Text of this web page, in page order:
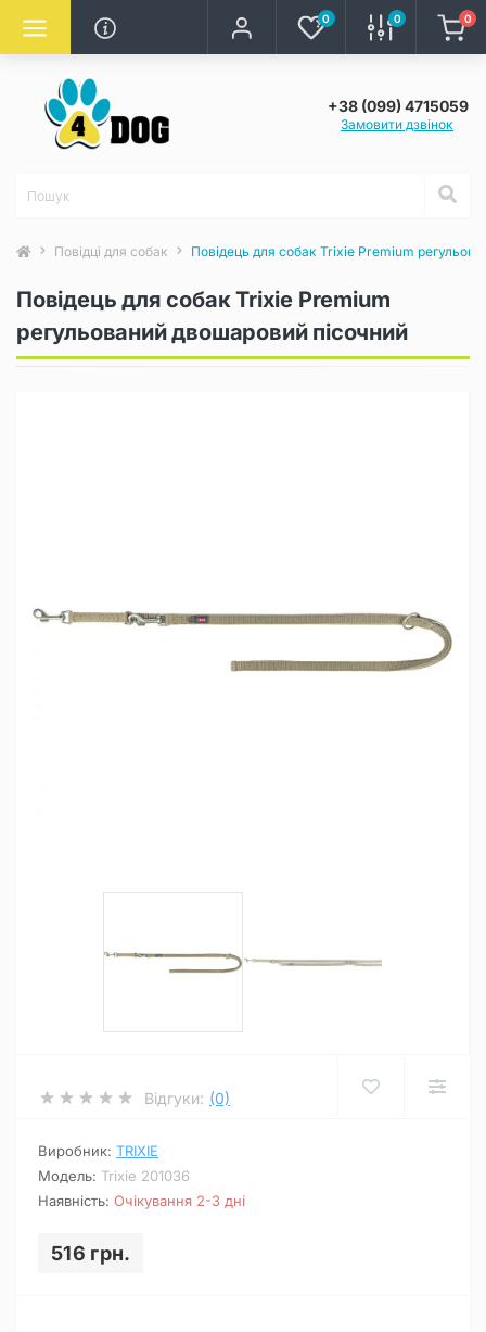
0 0 0
+38 (099) 4715059
Замовити дзвінок
Повідці для собак Повідець для собак Trixie Premium
Повідець для собак Trixie Premium
регульований двошаровий пісочний
Відгуки: (0)
Виробник: TRIXIE
Модель: Trixie 201036
Наявність: Очікування 2-3 дні
516 грн.